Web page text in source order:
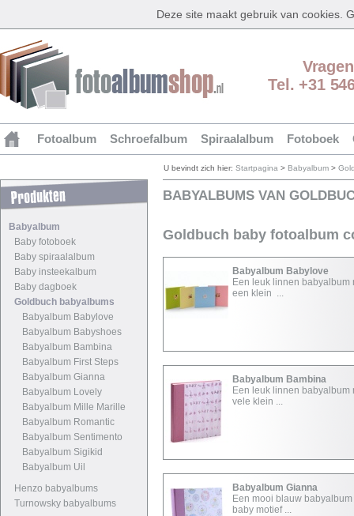
Deze site maakt gebruik van cookies.
Tel. +31
Fotoalbum Schroefalbum Spiraalalbum Fotoboek
Babyalbum
Baby fotoboek
Baby spiraalalbum
Baby insteekalbum
Baby dagboek
Goldbuch babyalbums
Babyalbum Babylove
Babyalbum Babyshoes
Babyalbum Bambina
Babyalbum First Steps
Babyalbum Gianna
Babyalbum Lovely
Babyalbum Mille Marille
Babyalbum Romantic
Babyalbum Sentimento
Babyalbum Sigikid
Babyalbum Uil
Henzo babyalbums
Turnowsky babyalbums
U bevindt zich hier: Startpagina > Babyalbum >
BABYALBUMS VAN
Goldbuch baby fotoalbum
Babyalbum Babylove
Een leuk linnen babyalbum
een klein ...
Babyalbum Bambina
Een leuk linnen babyalbum
vele klein ...
Babyalbum Gianna
Een mooi blauw babyalbum
baby motief ...